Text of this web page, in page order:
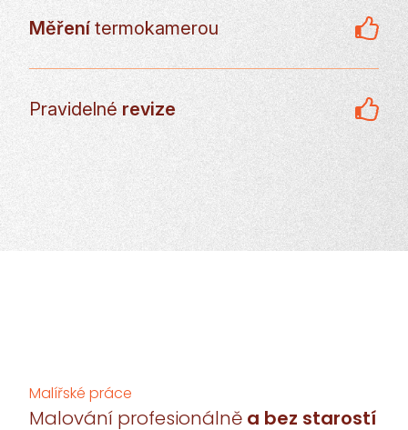
Měřenítermokamerou
Pravidelné revize
Malířské práce
Malování profesionálně a bez starostí